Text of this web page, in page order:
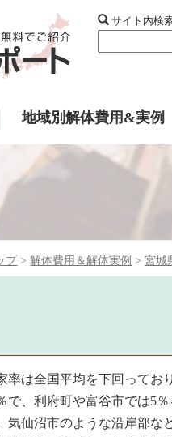
サイト内検
地域別解体費用&実例
プ >解体費用＆解体実例 >宮城
率は全国平均を下回ってお
で、利府町や富谷市では5％
気仙沼市のような沿岸部な